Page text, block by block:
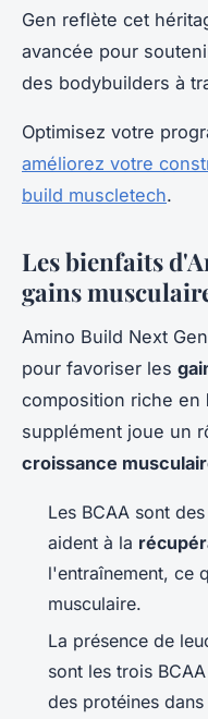
Gen reflète cet
avancée pour
des bodybuilders à
Optimisez votre
améliorez votre
build muscletech.
Les bienfaits
gains
Amino Build Next
pour favoriser les
composition riche en
supplément joue un
croissance
Les BCAA sont
aident à la
l'entraînement, ce
musculaire.
La présence de
sont les trois
des protéines